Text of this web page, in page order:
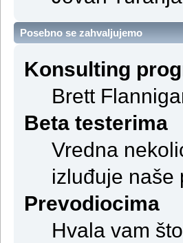
Posebno se zahvaljujemo
Konsulting
Brett
Beta testerima
Vredna
izluđuje naše
Prevodiocima
Hvala vam